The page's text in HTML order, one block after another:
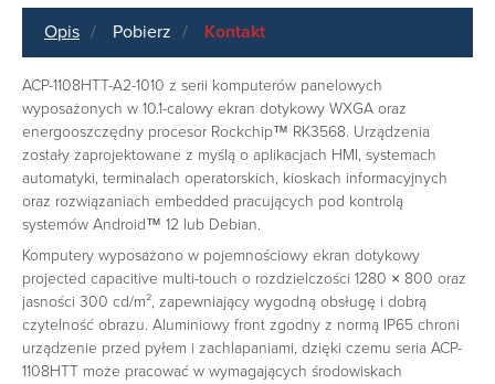
Opis Pobierz Kontakt
ACP-1108HTT-A2-1010 z serii komputerów panelowych
wyposażonych w 10.1-calowy ekran dotykowy WXGA oraz
energooszczędny procesor Rockchip™ RK3568. Urządzenia
zostały zaprojektowane z myślą o aplikacjach HMI, systemach
automatyki, terminalach operatorskich, kioskach informacyjnych
oraz rozwiązaniach embedded pracujących pod kontrolą
systemów Android™ 12 lub Debian.
Komputery wyposażono w pojemnościowy ekran dotykowy
projected capacitive multi-touch o rozdzielczości 1280 × 800 oraz
jasności 300 cd/m², zapewniający wygodną obsługę i dobrą
czytelność obrazu. Aluminiowy front zgodny z normą IP65 chroni
urządzenie przed pyłem i zachlapaniami, dzięki czemu seria ACP-
1108HTT może pracować w wymagających środowiskach